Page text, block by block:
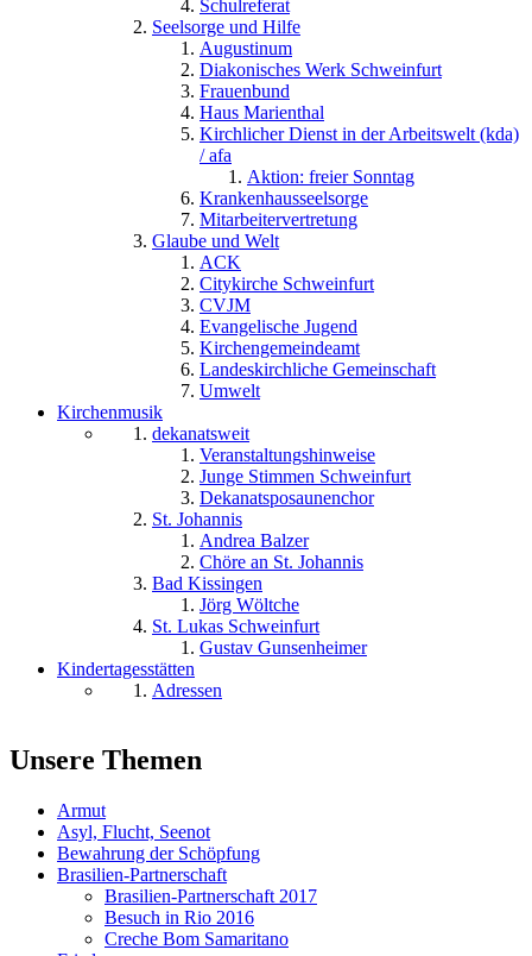
Schulreferat
Seelsorge und Hilfe
Augustinum
Diakonisches Werk Schweinfurt
Frauenbund
Haus Marienthal
Kirchlicher Dienst in der Arbeitswelt (kda)
/ afa
Aktion: freier Sonntag
Krankenhausseelsorge
Mitarbeitervertretung
Glaube und Welt
ACK
Citykirche Schweinfurt
CVJM
Evangelische Jugend
Kirchengemeindeamt
Landeskirchliche Gemeinschaft
Umwelt
Kirchenmusik
dekanatsweit
Veranstaltungshinweise
Junge Stimmen Schweinfurt
Dekanatsposaunenchor
St. Johannis
Andrea Balzer
Chöre an St. Johannis
Bad Kissingen
Jörg Wöltche
St. Lukas Schweinfurt
Gustav Gunsenheimer
Kindertagesstätten
Adressen
Unsere Themen
Armut
Asyl, Flucht, Seenot
Bewahrung der Schöpfung
Brasilien-Partnerschaft
Brasilien-Partnerschaft 2017
Besuch in Rio 2016
Creche Bom Samaritano